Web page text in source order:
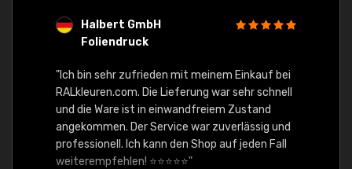
Halbert GmbH
Foliendruck
"Ich bin sehr zufrieden mit meinem Einkauf bei
RALkleuren.com. Die Lieferung war sehr schnell
und die Ware ist in einwandfreiem Zustand
angekommen. Der Service war zuverlässig und
professionell. Ich kann den Shop auf jeden Fall
weiterempfehlen! ⭐⭐⭐⭐⭐"